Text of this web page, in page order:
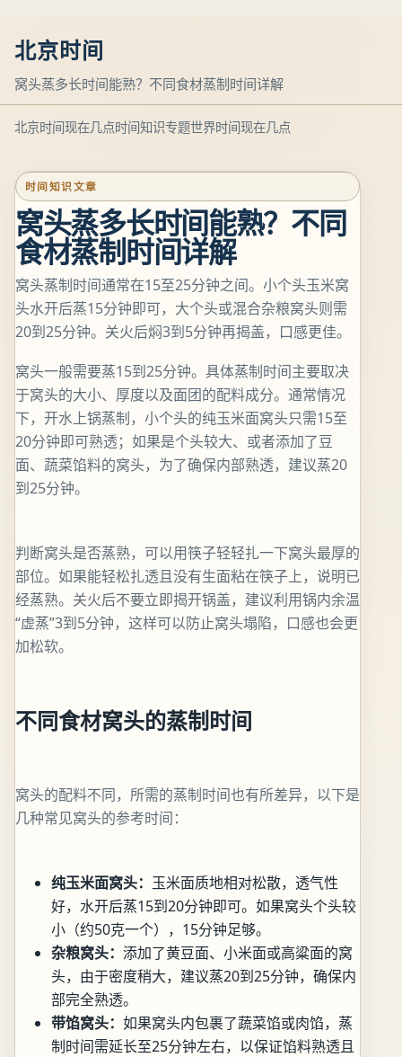
北京时间
窝头蒸多长时间能熟？不同食材蒸制时间详解
北京时间现在几点时间知识专题世界时间现在几点
时间知识文章
窝头蒸多长时间能熟？不同
食材蒸制时间详解
窝头蒸制时间通常在15至25分钟之间。小个头玉米窝
头水开后蒸15分钟即可，大个头或混合杂粮窝头则需
20到25分钟。关火后焖3到5分钟再揭盖，口感更佳。
窝头一般需要蒸15到25分钟。具体蒸制时间主要取决
于窝头的大小、厚度以及面团的配料成分。通常情况
下，开水上锅蒸制，小个头的纯玉米面窝头只需15至
20分钟即可熟透；如果是个头较大、或者添加了豆
面、蔬菜馅料的窝头，为了确保内部熟透，建议蒸20
到25分钟。
判断窝头是否蒸熟，可以用筷子轻轻扎一下窝头最厚的
部位。如果能轻松扎透且没有生面粘在筷子上，说明已
经蒸熟。关火后不要立即揭开锅盖，建议利用锅内余温
“虚蒸”3到5分钟，这样可以防止窝头塌陷，口感也会更
加松软。
不同食材窝头的蒸制时间
窝头的配料不同，所需的蒸制时间也有所差异，以下是
几种常见窝头的参考时间：
纯玉米面窝头： 玉米面质地相对松散，透气性
好，水开后蒸15到20分钟即可。如果窝头个头较
小（约50克一个），15分钟足够。
杂粮窝头： 添加了黄豆面、小米面或高粱面的窝
头，由于密度稍大，建议蒸20到25分钟，确保内
部完全熟透。
带馅窝头： 如果窝头内包裹了蔬菜馅或肉馅，蒸
制时间需延长至25分钟左右，以保证馅料熟透且